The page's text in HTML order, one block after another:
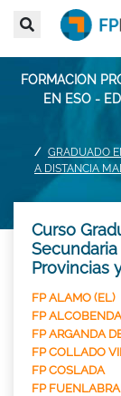
FORMACION
EN ESO -
GRADUADO
A DISTANCIA
Curso
Provincias
FP ALAMO (EL)
FP
FP ARGANDA
FP COLLADO
FP COSLADA
FP